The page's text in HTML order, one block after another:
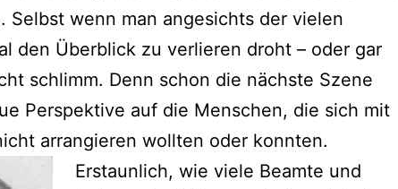
Selbst wenn man angesichts der vielen
den Überblick zu verlieren droht – oder gar
schlimm. Denn schon die nächste Szene
Perspektive auf die Menschen, die sich mit
arrangieren wollten oder konnten.
Erstaunlich, wie viele Beamte und